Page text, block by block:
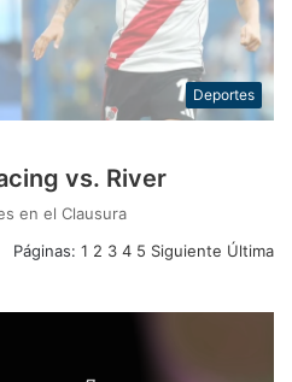
Deportes
vs. River
en el Clausura
Páginas: 1 2 3 4 5 Siguiente Última